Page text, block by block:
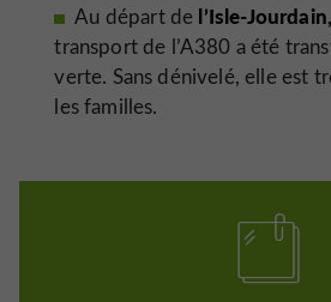
Au départ de l’Isle-Jourdain,
transport de l’A380 a été
verte. Sans dénivelé, elle est
les familles.